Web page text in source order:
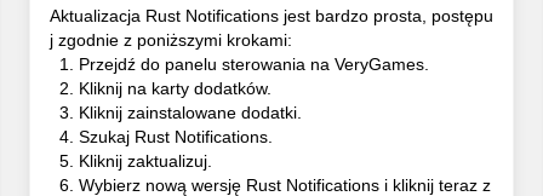
Aktualizacja Rust Notifications jest bardzo prosta, postępu
j zgodnie z poniższymi krokami:
Przejdź do panelu sterowania na VeryGames.
Kliknij na karty dodatków.
Kliknij zainstalowane dodatki.
Szukaj Rust Notifications.
Kliknij zaktualizuj.
Wybierz nową wersję Rust Notifications i kliknij teraz z